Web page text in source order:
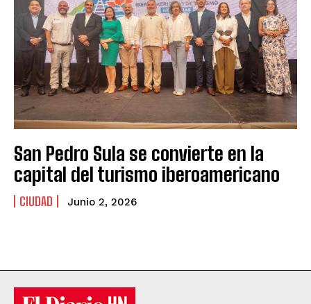
San Pedro Sula se convierte en la
capital del turismo iberoamericano
CIUDAD Junio 2, 2026